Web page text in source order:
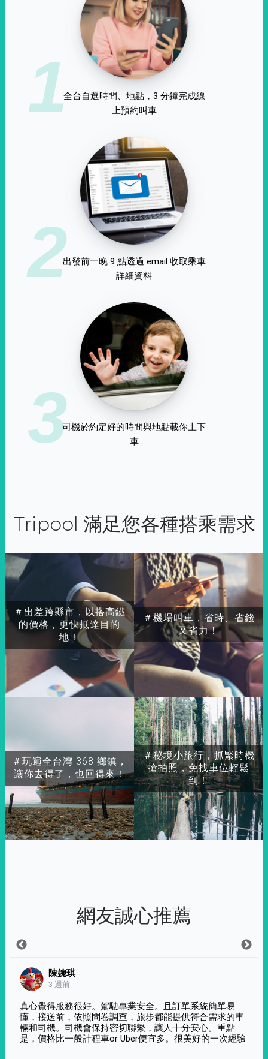
1全台自選時間、地點，3 分鐘完成線
上預約叫車
2出發前一晚 9 點透過 email 收取乘車
詳細資料
3司機於約定好的時間與地點載你上下
車
Tripool 滿足您各種搭乘需求
＃出差跨縣市，以搭高鐵
的價格，更快抵達目的
地！
＃玩遍全台灣 368 鄉鎮，
讓你去得了，也回得來！
＃秘境小旅行，抓緊時機
搶拍照，免找車位輕鬆
到！
＃機場叫車，省時、省錢
又省力！
網友誠心推薦
陳婉琪
3 週前
真心覺得服務很好。駕駛專業安全。且訂單系統簡單易
懂，接送前，依照問卷調查，旅步都能提供符合需求的車
輛和司機。司機會保持密切聯繫，讓人十分安心。重點
是，價格比一般計程車or Uber便宜多。很美好的一次經驗